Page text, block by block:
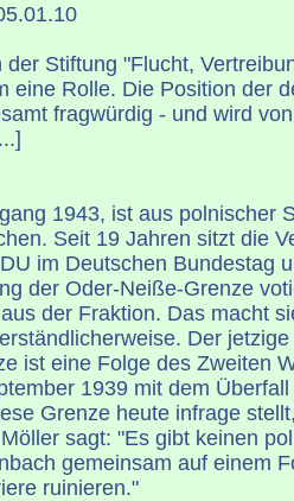
Stiftung "Flucht,
eine Rolle. Die Position der
fragwürdig - und wird
1943, ist aus polnischer
Seit 19 Jahren sitzt die
im Deutschen Bundestag
der Oder-Neiße-Grenze
der Fraktion. Das macht
Der
ist eine Folge des Zweiten
1939 mit dem
Grenze heute infrage
sagt: "Es gibt keinen
gemeinsam auf einem
ruinieren."